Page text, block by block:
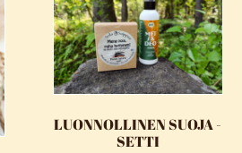
LUONNOLLINEN SUOJA -
SETTI